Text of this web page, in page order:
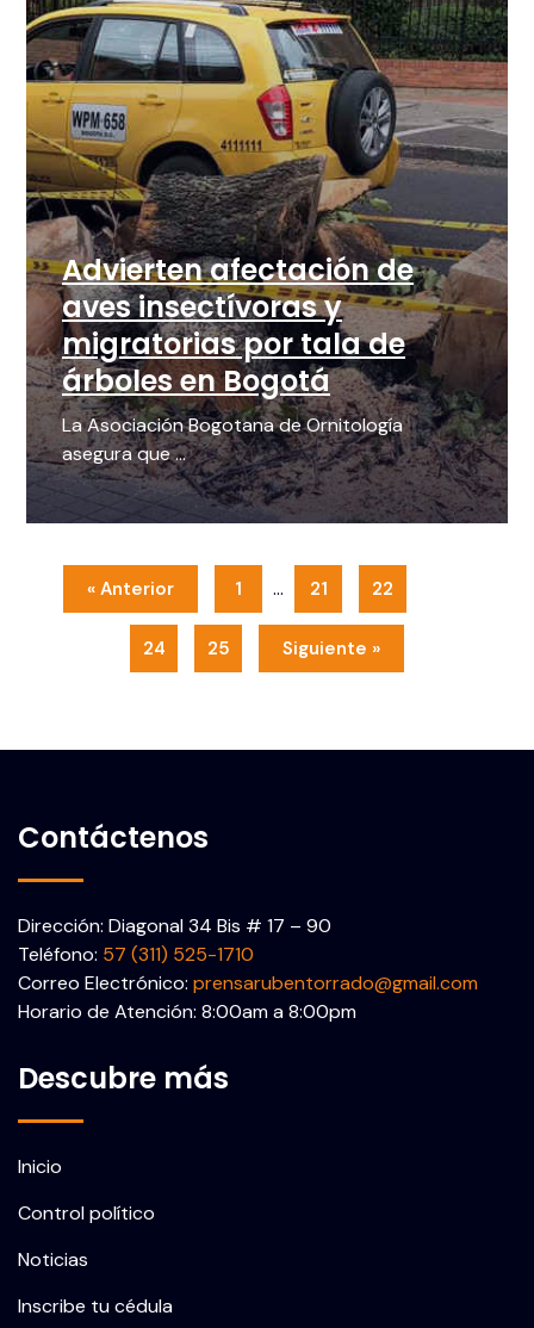
Advierten afectación de
aves insectívoras y
migratorias por tala de
árboles en Bogotá
La Asociación Bogotana de Ornitología
asegura que ...
« Anterior 1 … 21 22
24 25 Siguiente »
Contáctenos
Dirección: Diagonal 34 Bis # 17 – 90
Teléfono: 57 (311) 525-1710
Correo Electrónico: prensarubentorrado@gmail.com
Horario de Atención: 8:00am a 8:00pm
Descubre más
Inicio
Control político
Noticias
Inscribe tu cédula